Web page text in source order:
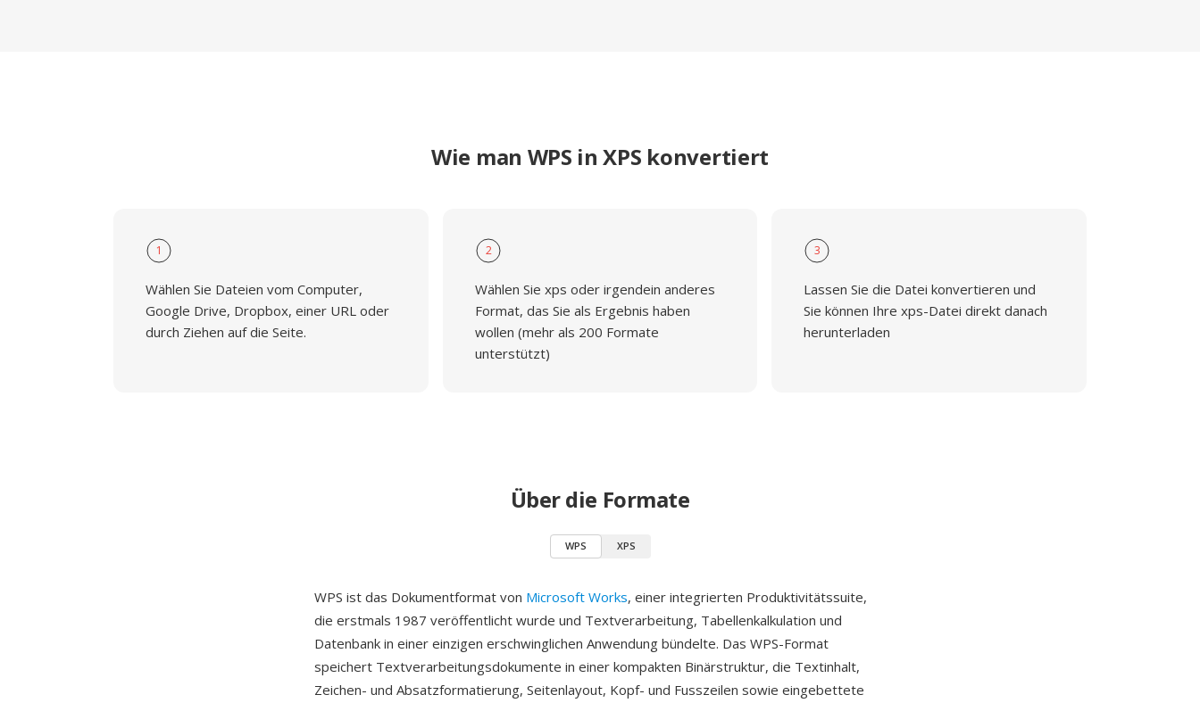
Wie man WPS in XPS konvertiert
1
Wählen Sie Dateien vom Computer,
Google Drive, Dropbox, einer URL oder
durch Ziehen auf die Seite.
2
Wählen Sie xps oder irgendein anderes
Format, das Sie als Ergebnis haben
wollen (mehr als 200 Formate
unterstützt)
3
Lassen Sie die Datei konvertieren und
Sie können Ihre xps-Datei direkt danach
herunterladen
Über die Formate
WPS XPS
WPS ist das Dokumentformat von Microsoft Works, einer integrierten Produktivitätssuite,
die erstmals 1987 veröffentlicht wurde und Textverarbeitung, Tabellenkalkulation und
Datenbank in einer einzigen erschwinglichen Anwendung bündelte. Das WPS-Format
speichert Textverarbeitungsdokumente in einer kompakten Binärstruktur, die Textinhalt,
Zeichen- und Absatzformatierung, Seitenlayout, Kopf- und Fusszeilen sowie eingebettete